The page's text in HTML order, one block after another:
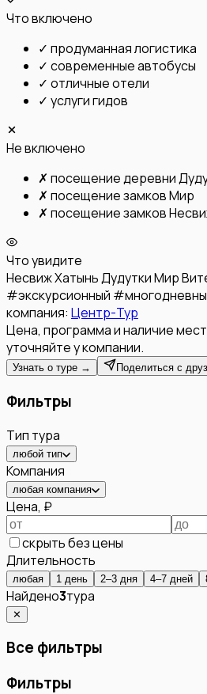
Что включено
✓ продуманная логистика
✓ современные автобусы
✓ отличные отели
✓ услуги гидов
Не включено
✗ посещение деревни
✗ посещение замков Мир
✗ посещение замков
Что увидите
НесвижХатыньДудуткиМир
#экскурсионный #
компания: Центр-Тур
Цена, программа и наличие
уточняйте у компании.
Узнать о туре → Поделиться с
Фильтры
Тип тура
любой тип
Компания
любая компания
Цена, ₽
скрыть без цены
Длительность
любая 1 день 2–3 дня 4–7 дней
Найдено3тура
✕
Все фильтры
Фильтры